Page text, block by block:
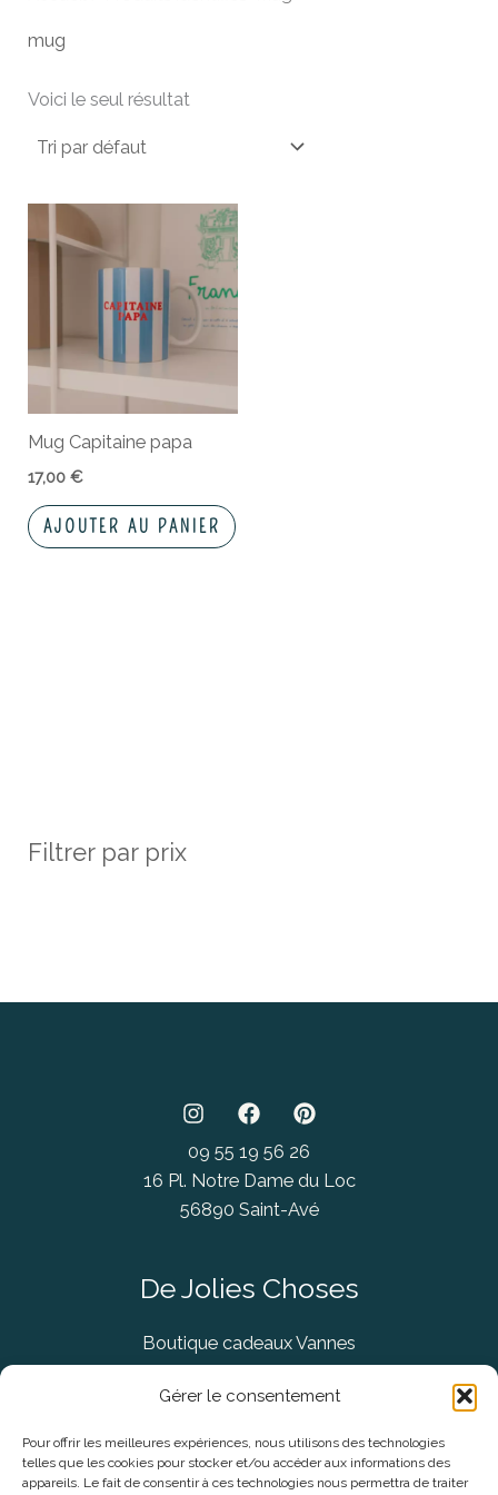
Gérer le consentement
Pour offrir les meilleures expériences, nous utilisons des technologies
telles que les cookies pour stocker et/ou accéder aux informations des
appareils. Le fait de consentir à ces technologies nous permettra de traiter
Filtrer par prix
mug
Voici le seul résultat
Mug Capitaine papa
17,00€
AJOUTER AU PANIER
09 55 19 56 26
16 Pl. Notre Dame du Loc
56890 Saint-Avé
De Jolies Choses
Boutique cadeaux Vannes
Concept Store Vannes
Informations légales